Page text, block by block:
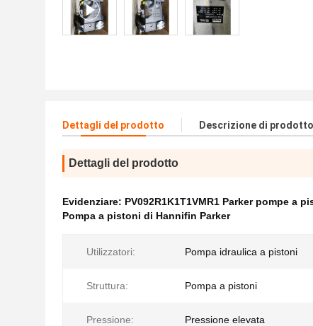
Dettagli del prodotto Descrizione di prodotto
Dettagli del prodotto
Evidenziare: PV092R1K1T1VMR1 Parker pompe a
Pompa a pistoni di Hannifin Parker
Utilizzatori: Pompa idraulica a pistoni
Struttura: Pompa a pistoni
Pressione: Pressione elevata